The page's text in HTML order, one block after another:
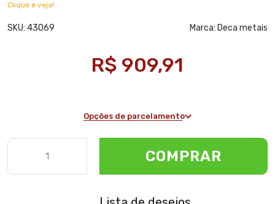
Clique e veja!
SKU: 43069 Marca: Deca metais
R$ 909,91
Opções de parcelamento
COMPRAR